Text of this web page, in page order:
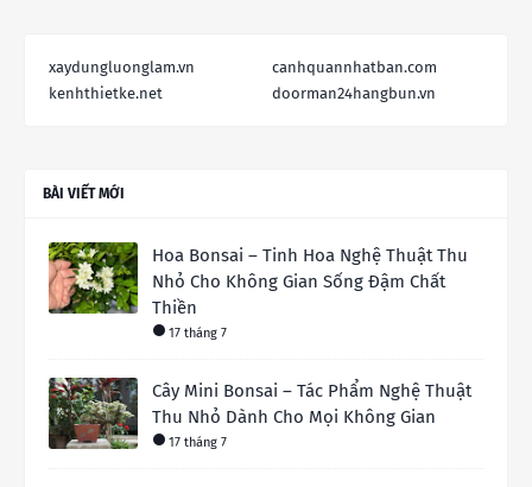
xaydungluonglam.vn
canhquannhatban.com
kenhthietke.net
doorman24hangbun.vn
BÀI VIẾT MỚI
Hoa Bonsai – Tinh Hoa Nghệ Thuật Thu
Nhỏ Cho Không Gian Sống Đậm Chất
Thiền
17 tháng 7
Cây Mini Bonsai – Tác Phẩm Nghệ Thuật
Thu Nhỏ Dành Cho Mọi Không Gian
17 tháng 7